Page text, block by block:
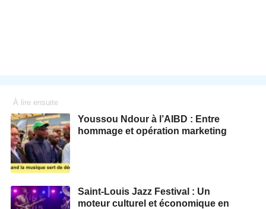
À lire ensuite
Youssou Ndour à l’AIBD : Entre
hommage et opération marketing
Saint-Louis Jazz Festival : Un
moteur culturel et économique en